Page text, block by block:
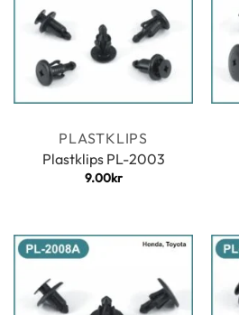
PLASTKLIPS
Plastklips PL-2003
9.00kr